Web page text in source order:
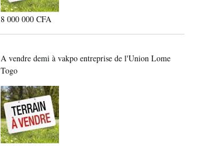
8 000 000 CFA
A vendre demi à vakpo entreprise de l'Union Lome
Togo